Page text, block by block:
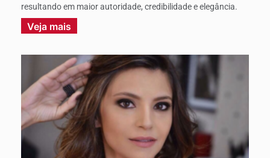
resultando em maior autoridade, credibilidade e elegância.
Veja mais